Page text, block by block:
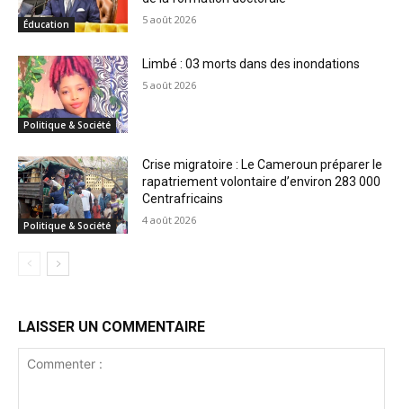
Éducation 5 août 2026
Politique & Société
Limbé : 03 morts dans des inondations
5 août 2026
Politique & Société
Crise migratoire : Le Cameroun préparer le
rapatriement volontaire d’environ 283 000
Centrafricains
4 août 2026
LAISSER UN COMMENTAIRE